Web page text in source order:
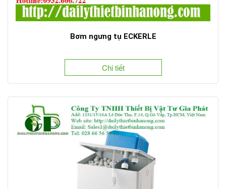
Bơm ngưng tụ ECKERLE
Chi tiết